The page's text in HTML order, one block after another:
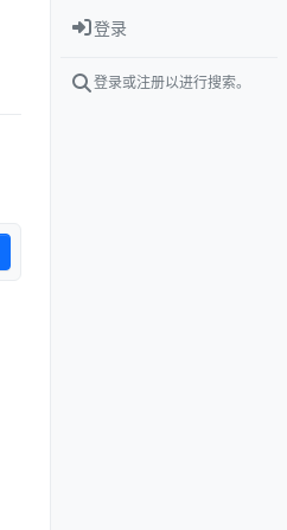
登录
登录或注册以进行搜索。